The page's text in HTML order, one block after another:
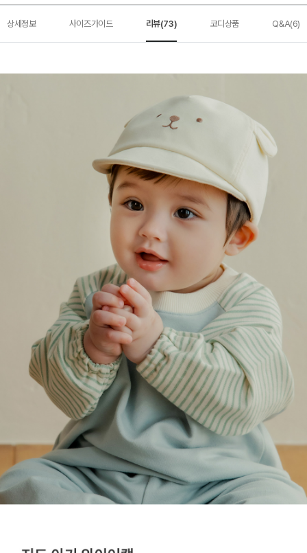
상세정보 사이즈가이드 리뷰(73) 코디상품 Q&A(6)